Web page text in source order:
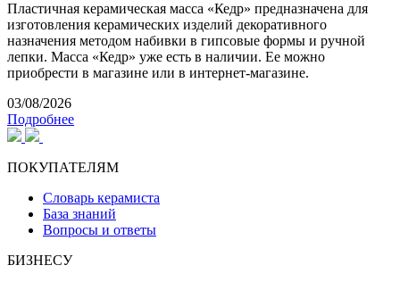
Пластичная керамическая масса «Кедр» предназначена для
изготовления керамических изделий декоративного
назначения методом набивки в гипсовые формы и ручной
лепки. Масса «Кедр» уже есть в наличии. Ее можно
приобрести в магазине или в интернет-магазине.
03/08/2026
Подробнее
ПОКУПАТЕЛЯМ
Словарь керамиста
База знаний
Вопросы и ответы
БИЗНЕСУ